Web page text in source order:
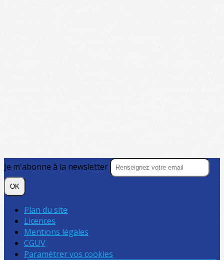
Je m'abonne à la newsletter
OK
Plan du site
Licences
Mentions légales
CGUV
Paramétrer vos cookies